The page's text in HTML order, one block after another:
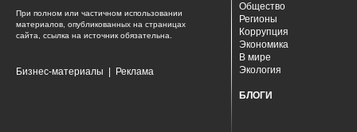
При полном или частичном использовании
материалов, опубликованных на страницах
сайта, ссылка на источник обязательна.
Бизнес-материалы Реклама
Общество
Регионы
Коррупция
Экономика
В мире
Экология
БЛОГИ